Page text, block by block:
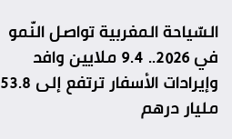
السّياحة المغربية تواصل النّمو
في 2026.. 9.4 ملايين وافد
وإيرادات الأسفار ترتفع إلى 53.8
مليار درهم